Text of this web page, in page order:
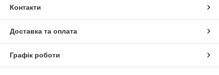
Контакти
Доставка та оплата
Графік роботи